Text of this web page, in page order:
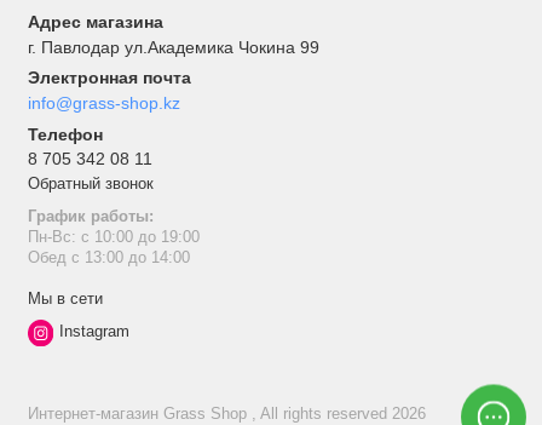
Адрес магазина
г. Павлодар ул.Академика Чокина 99
Электронная почта
info@grass-shop.kz
Телефон
8 705 342 08 11
Обратный звонок
График работы:
Пн-Вс: с 10:00 до 19:00
Обед с 13:00 до 14:00
Мы в сети
Instagram
Интернет-магазин Grass Shop , All rights reserved 2026